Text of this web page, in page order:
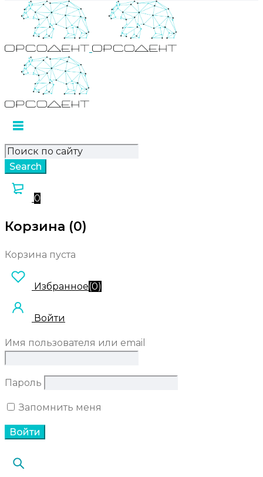
0
Корзина (0)
Корзина пуста
Избранное(0)
Войти
Имя пользователя или email
Пароль
Запомнить меня